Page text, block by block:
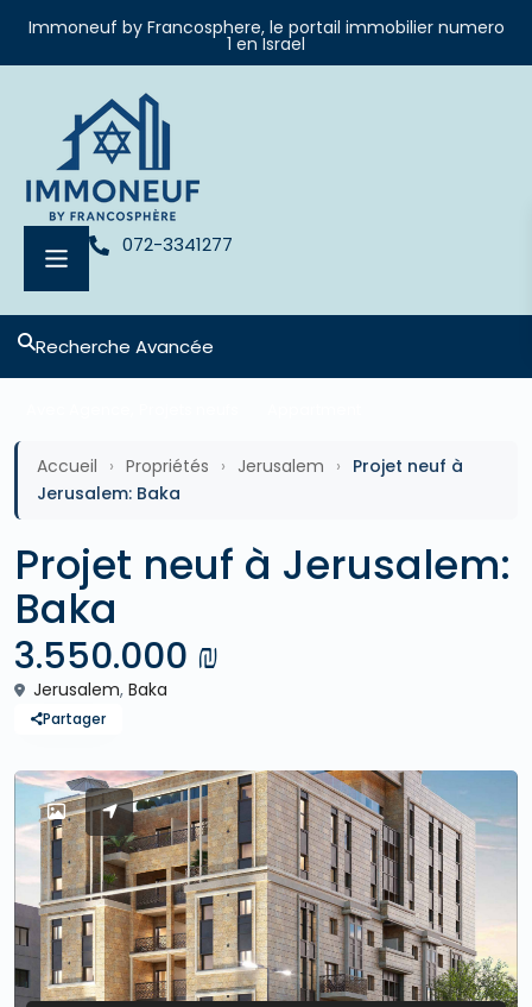
Immoneuf by Francosphere, le portail immobilier numero
1 en Israel
072-3341277
Recherche Avancée
Accueil › Propriétés › Jerusalem › Projet neuf à
Jerusalem: Baka
Projet neuf à Jerusalem:
Baka
3.550.000 ₪
Jerusalem, Baka
Partager